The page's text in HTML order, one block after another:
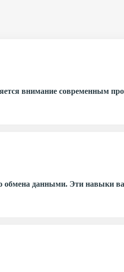
внимание современным
обмена данными. Эти навыки